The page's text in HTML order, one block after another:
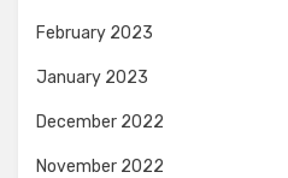
February 2023
January 2023
December 2022
November 2022